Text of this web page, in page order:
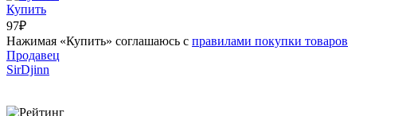
Купить
97₽
Нажимая «Купить» соглашаюсь с правилами покупки товаров
Продавец
SirDjinn